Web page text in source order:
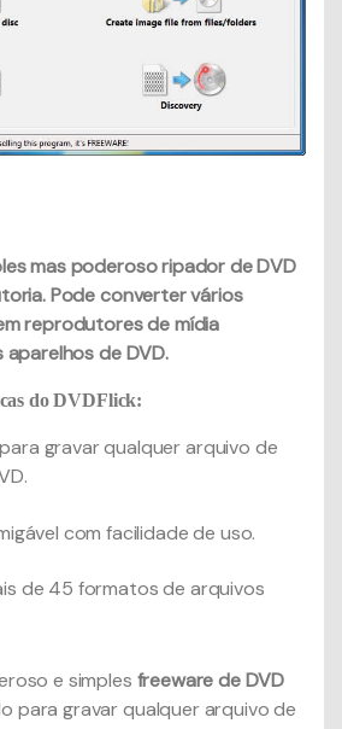
mas poderoso ripador de DVD
Pode converter vários
reprodutores de mídia
de DVD.
do DVDFlick:
gravar qualquer arquivo de
com facilidade de uso.
de 45 formatos de arquivos
e simples freeware de DVD
para gravar qualquer arquivo de